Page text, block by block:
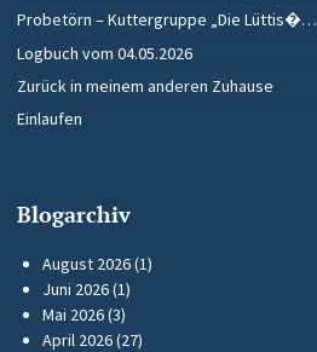
Probetörn – Kuttergruppe „Die Lüttis�…
Logbuch vom 04.05.2026
Zurück in meinem anderen Zuhause
Einlaufen
Blogarchiv
August 2026(1)
Juni 2026(1)
Mai 2026(3)
April 2026(27)